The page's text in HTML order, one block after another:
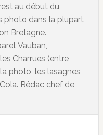
au début du
photo dans la plupart
Bretagne.
Vauban,
Charrues (entre
photo, les lasagnes,
Rédac chef de